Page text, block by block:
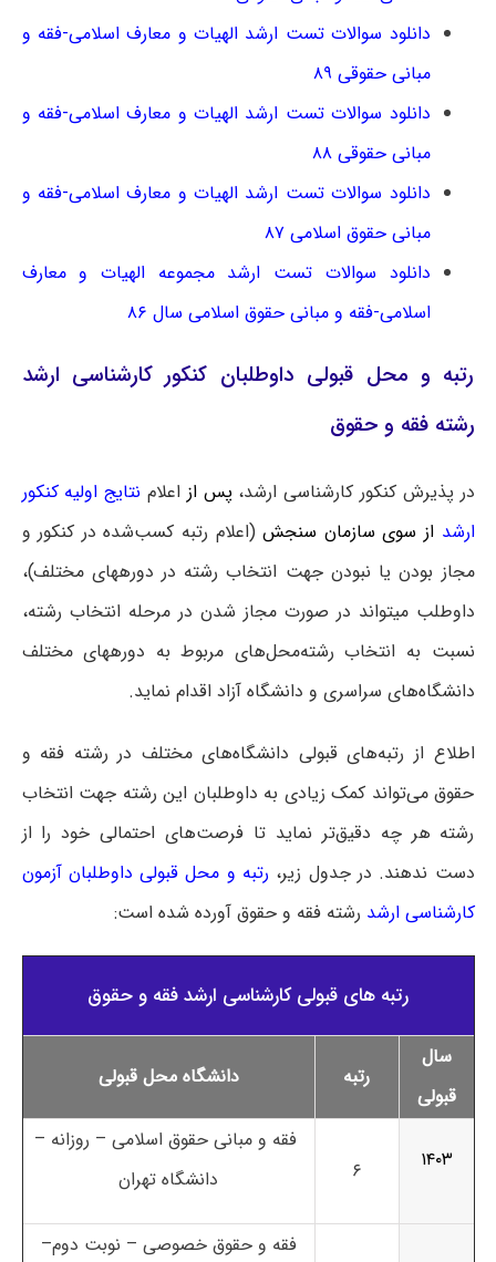
دانلود سوالات تست ارشد الهیات و معارف اسلامی-فقه و
مبانی حقوقی ۸۹
دانلود سوالات تست ارشد الهیات و معارف اسلامی-فقه و
مبانی حقوقی ۸۸
دانلود سوالات تست ارشد الهیات و معارف اسلامی-فقه و
مبانی حقوق اسلامی ۸۷
دانلود سوالات تست ارشد مجموعه الهیات و معارف
اسلامی-فقه و مبانی حقوق اسلامی سال ۸۶
رتبه و محل قبولی داوطلبان کنکور کارشناسی ارشد
رشته فقه و حقوق
در پذیرش کنکور کارشناسی ارشد، پس از اعلام نتایج اولیه کنکور
ارشد از سوی سازمان سنجش(اعلام رتبه کسب‌شده در کنکور و
مجاز بودن یا نبودن جهت انتخاب رشته در دوره‎های مختلف)،
داوطلب می‎تواند در صورت مجاز شدن در مرحله انتخاب رشته،
نسبت به انتخاب رشته‌محل‌های مربوط به دوره‎های مختلف
دانشگاه‌های سراسری و دانشگاه آزاد اقدام نماید.
اطلاع از رتبه‌های قبولی دانشگاه‌های مختلف در رشته فقه و
حقوق می‌تواند کمک زیادی به داوطلبان این رشته جهت انتخاب
رشته هر چه دقیق‌تر نماید تا فرصت‌های احتمالی خود را از
دست ندهند. در جدول زیر، رتبه و محل قبولی داوطلبان آزمون
کارشناسی ارشد رشته فقه و حقوق آورده شده است:
رتبه های قبولی کارشناسی ارشد فقه و حقوق
سال
قبولی
رتبه دانشگاه محل قبولی
۱۴۰۳ ۶
فقه و مبانی حقوق اسلامی – روزانه –
دانشگاه تهران
فقه و حقوق خصوصی – نوبت دوم–